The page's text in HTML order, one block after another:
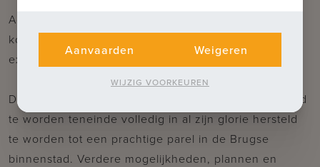
Achteraan het perceel ligt het gerenoveerde
koetshuis met gelijkvloers en verdieping waar nog
extra hotelkamers verder kunnen ingericht worden.
Dit unieke historische pand dient verder gerenoveerd
te worden teneinde volledig in al zijn glorie hersteld
te worden tot een prachtige parel in de Brugse
binnenstad. Verdere mogelijkheden, plannen en
Aanvaarden Weigeren
WIJZIG VOORKEUREN